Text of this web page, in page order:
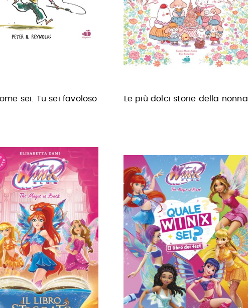
sei. Tu sei favoloso Le più dolci storie della nonna